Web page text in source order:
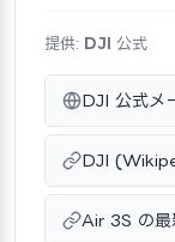
提供: DJI 公式
DJI 公式メ
DJI
Air 3S の最